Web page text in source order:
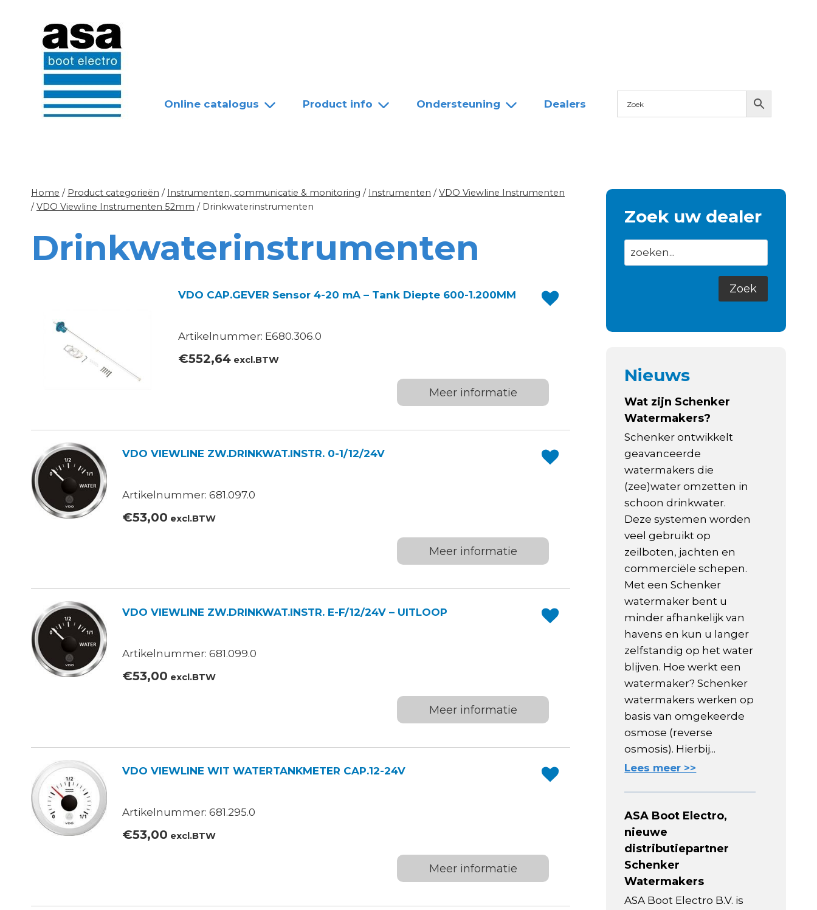
Online catalogus Product info Ondersteuning Dealers
Home / Product categorieën / Instrumenten, communicatie & monitoring / Instrumenten / VDO Viewline Instrumenten
/ VDO Viewline Instrumenten 52mm / Drinkwaterinstrumenten
Drinkwaterinstrumenten
VDO CAP.GEVER Sensor 4-20 mA – Tank Diepte 600-1.200MM
Artikelnummer: E680.306.0
€552,64 excl.BTW
Meer informatie
VDO VIEWLINE ZW.DRINKWAT.INSTR. 0-1/12/24V
Artikelnummer: 681.097.0
€53,00 excl.BTW
Meer informatie
VDO VIEWLINE ZW.DRINKWAT.INSTR. E-F/12/24V – UITLOOP
Artikelnummer: 681.099.0
€53,00 excl.BTW
Meer informatie
VDO VIEWLINE WIT WATERTANKMETER CAP.12-24V
Artikelnummer: 681.295.0
€53,00 excl.BTW
Meer informatie
Zoek uw dealer
Nieuws
Wat zijn Schenker
Watermakers?
Schenker ontwikkelt
geavanceerde
watermakers die
(zee)water omzetten in
schoon drinkwater.
Deze systemen worden
veel gebruikt op
zeilboten, jachten en
commerciële schepen.
Met een Schenker
watermaker bent u
minder afhankelijk van
havens en kun u langer
zelfstandig op het water
blijven. Hoe werkt een
watermaker? Schenker
watermakers werken op
basis van omgekeerde
osmose (reverse
osmosis). Hierbij...
Lees meer >>
ASA Boot Electro,
nieuwe
distributiepartner
Schenker
Watermakers
ASA Boot Electro B.V. is